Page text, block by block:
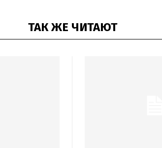
ТАК ЖЕ ЧИТАЮТ